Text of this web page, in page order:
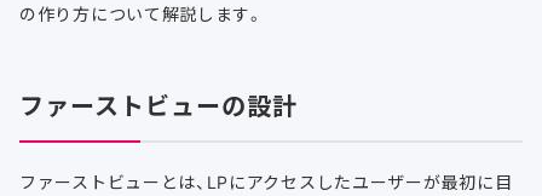
の作り方について解説します。
ファーストビューの設計
ファーストビューとは、LPにアクセスしたユーザーが最初に目